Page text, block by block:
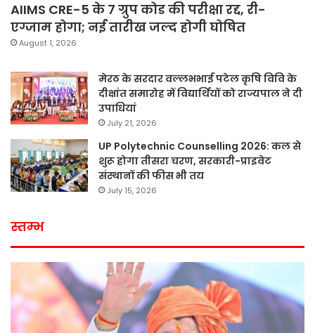
AIIMS CRE-5 के 7 ग्रुप कोड की परीक्षा रद्द, री-
एग्जाम होगा; नई तारीख जल्द होगी घोषित
August 1, 2026
मेरठ के सरदार वल्लभभाई पटेल कृषि विवि के
दीक्षांत समारोह में विद्यार्थियों को राज्यपाल ने दी
उपाधियां
July 21, 2026
UP Polytechnic Counselling 2026: कल से
शुरू होगा तीसरा चरण, सरकारी-प्राइवेट
संस्थानों की फीस भी तय
July 15, 2026
स्तम्भ